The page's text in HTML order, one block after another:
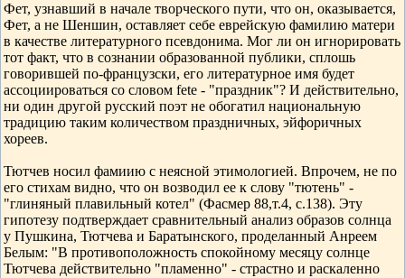
Фет, узнавший в начале творческого пути, что он, оказывается,
Фет, а не Шеншин, оставляет себе еврейскую фамилию матери
в качестве литературного псевдонима. Мог ли он игнорировать
тот факт, что в сознании образованной публики, сплошь
говорившей по-французски, его литературное имя будет
ассоциироваться со словом fete - "праздник"? И действительно,
ни один другой русский поэт не обогатил национальную
традицию таким количеством праздничных, эйфоричных
хореев.
Тютчев носил фамиию с неясной этимологией. Впрочем, не по
его стихам видно, что он возводил ее к слову "тютень" -
"глиняный плавильный котел" (Фасмер 88,т.4, с.138). Эту
гипотезу подтверждает сравнительный анализ образов солнца
у Пушкина, Тютчева и Баратынского, проделанный Анреем
Белым: "В противоположность спокойному месяцу солнце
Тютчева действительно "пламенно" - страстно и раскаленно